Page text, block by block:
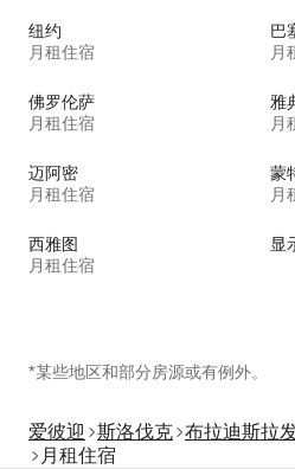
纽约
月租住宿
巴
月
佛罗伦萨
月租住宿
雅
月
迈阿密
月租住宿
蒙
月
西雅图
月租住宿
显
*某些地区和部分房源或有例外。
爱彼迎 斯洛伐克 布拉迪斯拉
月租住宿